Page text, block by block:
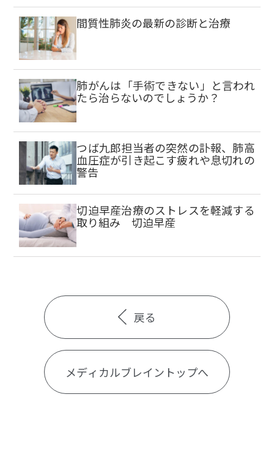
間質性肺炎の最新の診断と治療
肺がんは「手術できない」と言われ
たら治らないのでしょうか？
つば九郎担当者の突然の訃報、肺高
血圧症が引き起こす疲れや息切れの
警告
切迫早産治療のストレスを軽減する
取り組み 切迫早産
戻る
メディカルブレイントップへ